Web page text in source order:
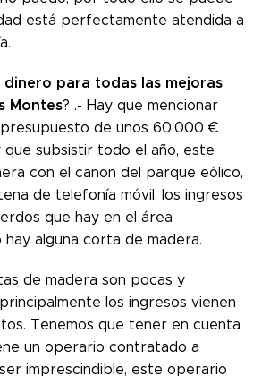
está perfectamente atendida a
dinero para todas las mejoras
Montes? .- Hay que mencionar
de unos 60.000 €
que subsistir todo el año, este
con el canon del parque eólico,
de telefonía móvil, los ingresos
que hay en el área
alguna corta de madera.
de madera son pocas y
los ingresos vienen
Tenemos que tener en cuenta
un operario contratado a
imprescindible, este operario